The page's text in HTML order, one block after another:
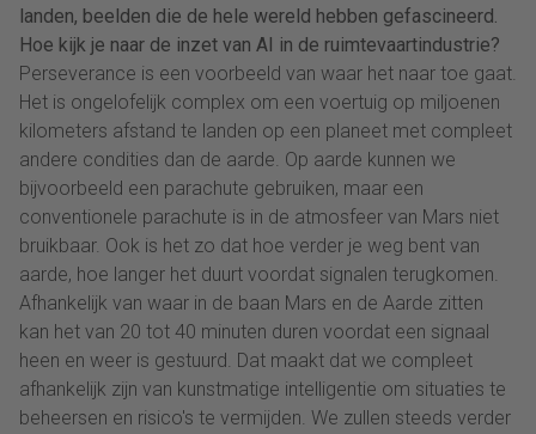
landen, beelden die de hele wereld hebben gefascineerd.
Hoe kijk je naar de inzet van AI in de ruimtevaartindustrie?
Perseverance is een voorbeeld van waar het naar toe gaat.
Het is ongelofelijk complex om een voertuig op miljoenen
kilometers afstand te landen op een planeet met compleet
andere condities dan de aarde. Op aarde kunnen we
bijvoorbeeld een parachute gebruiken, maar een
conventionele parachute is in de atmosfeer van Mars niet
bruikbaar. Ook is het zo dat hoe verder je weg bent van
aarde, hoe langer het duurt voordat signalen terugkomen.
Afhankelijk van waar in de baan Mars en de Aarde zitten
kan het van 20 tot 40 minuten duren voordat een signaal
heen en weer is gestuurd. Dat maakt dat we compleet
afhankelijk zijn van kunstmatige intelligentie om situaties te
beheersen en risico's te vermijden. We zullen steeds verder